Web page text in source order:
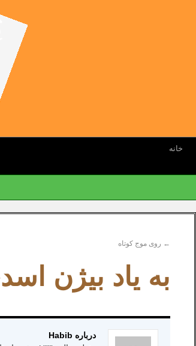
خانه
← روی موج کوتاه
به یاد بیژن
درباره Habib